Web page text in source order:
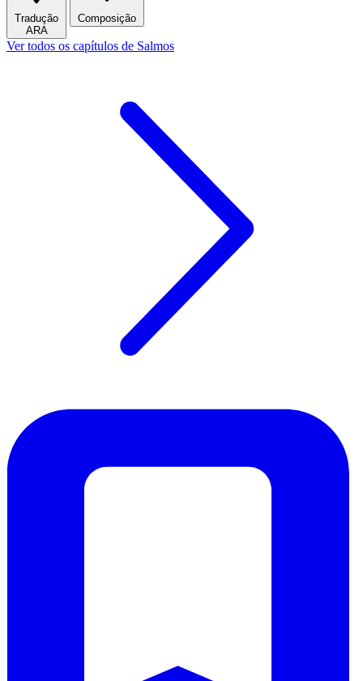
Tradução
ARA
Composição
Ver todos os capítulos de Salmos